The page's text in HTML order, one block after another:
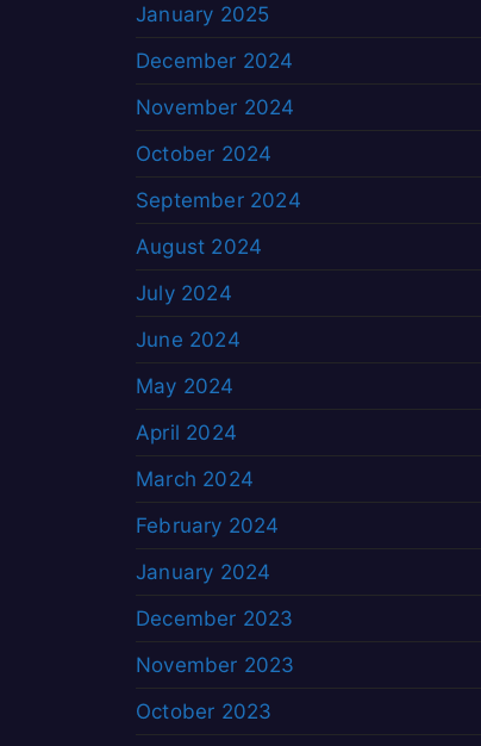
January 2025
December 2024
November 2024
October 2024
September 2024
August 2024
July 2024
June 2024
May 2024
April 2024
March 2024
February 2024
January 2024
December 2023
November 2023
October 2023